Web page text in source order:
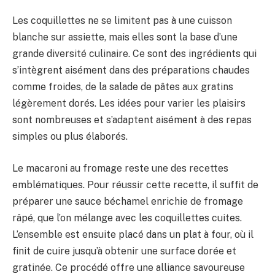
Les coquillettes ne se limitent pas à une cuisson
blanche sur assiette, mais elles sont la base d’une
grande diversité culinaire. Ce sont des ingrédients qui
s’intègrent aisément dans des préparations chaudes
comme froides, de la salade de pâtes aux gratins
légèrement dorés. Les idées pour varier les plaisirs
sont nombreuses et s’adaptent aisément à des repas
simples ou plus élaborés.
Le macaroni au fromage reste une des recettes
emblématiques. Pour réussir cette recette, il suffit de
préparer une sauce béchamel enrichie de fromage
râpé, que l’on mélange avec les coquillettes cuites.
L’ensemble est ensuite placé dans un plat à four, où il
finit de cuire jusqu’à obtenir une surface dorée et
gratinée. Ce procédé offre une alliance savoureuse